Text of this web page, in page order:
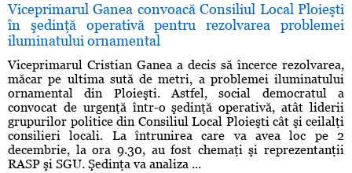
Viceprimarul Ganea convoacă Consiliul Local Ploieşti
în şedinţă operativă pentru rezolvarea problemei
iluminatului ornamental
Viceprimarul Cristian Ganea a decis să încerce rezolvarea,
măcar pe ultima sută de metri, a problemei iluminatului
ornamental din Ploieşti. Astfel, social democratul a
convocat de urgenţă într-o şedinţă operativă, atât liderii
grupurilor politice din Consiliul Local Ploieşti cât şi ceilalţi
consilieri locali. La întrunirea care va avea loc pe 2
decembrie, la ora 9.30, au fost chemaţi şi reprezentanţii
RASP şi SGU. Şedinţa va analiza ...